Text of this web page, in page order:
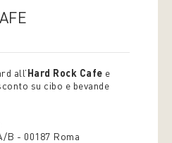
all’Hard Rock Cafe e
su cibo e bevande
B - 00187 Roma